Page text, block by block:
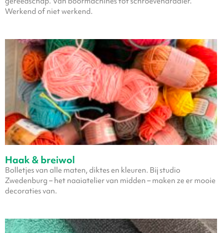
Werkend of niet werkend.
Haak & breiwol
Bolletjes van alle maten, diktes en kleuren. Bij studio
Zwedenburg – het naaiatelier van midden – maken ze er mooie
decoraties van.